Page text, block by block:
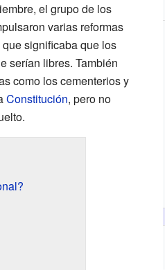
el grupo de los
varias reformas
significaba que los
serían libres. También
como los cementerios y
Constitución, pero no